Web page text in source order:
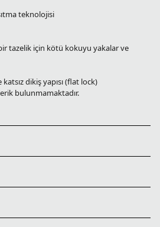
teknolojisi
tazelik için kötü kokuyu yakalar ve
dikiş yapısı (flat lock)
bulunmamaktadır.